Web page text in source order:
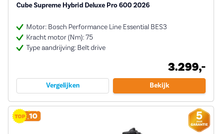
Cube Supreme Hybrid Deluxe Pro 600 2026
Motor: Bosch Performance Line Essential BES3
Kracht motor (Nm): 75
Type aandrijving: Belt drive
3.299,-
Vergelijken Bekijk